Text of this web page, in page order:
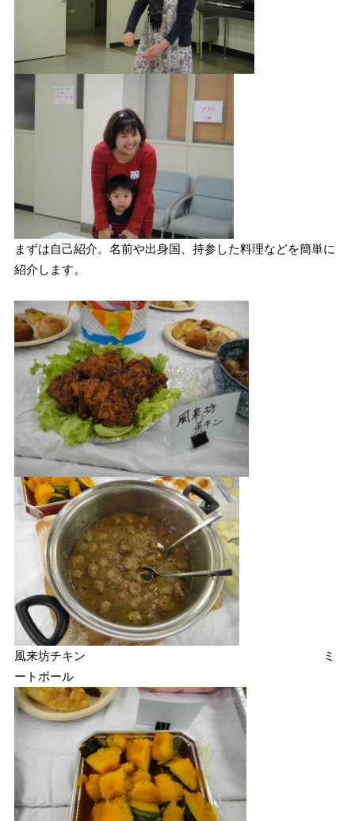
まずは自己紹介。名前や出身国、持参した料理などを簡単に
紹介します。
風来坊チキン ミ
ートボール